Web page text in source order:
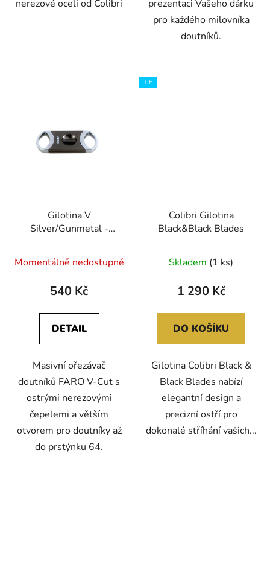
nerezové oceli od Colibri
prezentaci Vašeho dárku
pro každého milovníka
doutníků.
Gilotina V
Silver/Gunmetal -
Momentálně nedostupné
540 Kč
DETAIL
Masivní ořezávač
doutníků FARO V-Cut s
ostrými nerezovými
čepelemi a větším
otvorem pro doutníky až
do prstýnku 64.
TIP
Colibri Gilotina
Black&Black Blades
Skladem (1 ks)
1 290 Kč
DO KOŠÍKU
Gilotina Colibri Black &
Black Blades nabízí
elegantní design a
precizní ostří pro
dokonalé stříhání vašich...